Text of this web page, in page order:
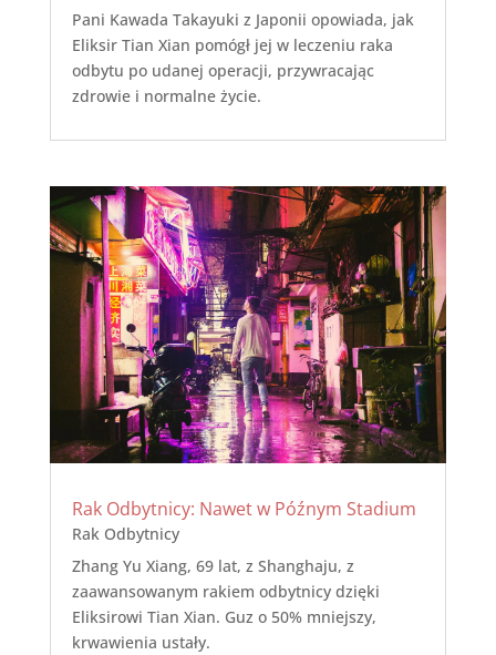
Pani Kawada Takayuki z Japonii opowiada, jak
Eliksir Tian Xian pomógł jej w leczeniu raka
odbytu po udanej operacji, przywracając
zdrowie i normalne życie.
Rak Odbytnicy: Nawet w Późnym Stadium
Rak Odbytnicy
Zhang Yu Xiang, 69 lat, z Shanghaju, z
zaawansowanym rakiem odbytnicy dzięki
Eliksirowi Tian Xian. Guz o 50% mniejszy,
krwawienia ustały.